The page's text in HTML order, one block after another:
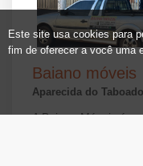
Baiano móveis
Aparecida do
Este site usa cookies para
fim de oferecer a você uma